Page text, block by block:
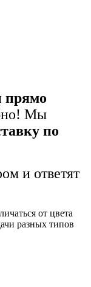
прямо
Мы
по
и ответят
от цвета
разных типов